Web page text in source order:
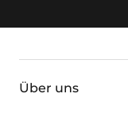
Über uns